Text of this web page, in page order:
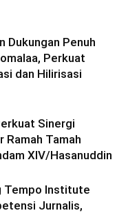
Dukungan Penuh
Perkuat
dan Hilirisasi
Sinergi
Ramah Tamah
XIV/Hasanuddin
Tempo Institute
Jurnalis,